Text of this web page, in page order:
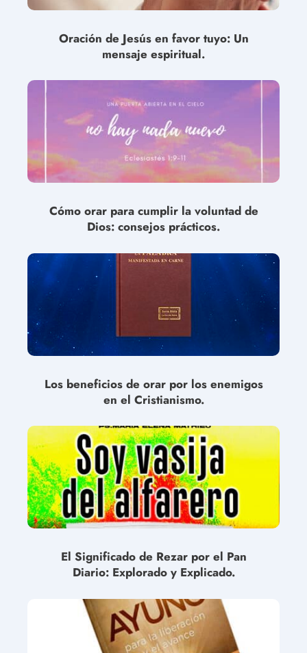
Oración de Jesús en favor tuyo: Un
mensaje espiritual.
Cómo orar para cumplir la voluntad de
Dios: consejos prácticos.
Los beneficios de orar por los enemigos
en el Cristianismo.
El Significado de Rezar por el Pan
Diario: Explorado y Explicado.